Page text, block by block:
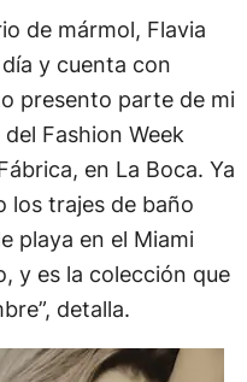
de mármol, Flavia
y cuenta con
presento parte de mi
Fashion Week
en La Boca. Ya
los trajes de baño
playa en el Miami
y es la colección que
detalla.